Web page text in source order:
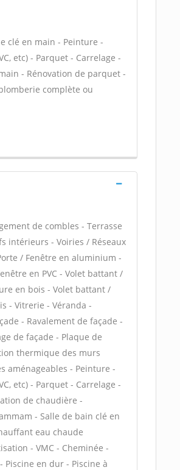
clé en main - Peinture -
etc) - Parquet - Carrelage -
- Rénovation de parquet -
complète ou
de combles - Terrasse
intérieurs - Voiries / Réseaux
/ Fenêtre en aluminium -
en PVC - Volet battant /
en bois - Volet battant /
- Vitrerie - Véranda -
- Ravalement de façade -
de façade - Plaque de
thermique des murs
aménageables - Peinture -
etc) - Parquet - Carrelage -
de chaudière -
- Salle de bain clé en
eau chaude
- VMC - Cheminée -
en dur - Piscine à